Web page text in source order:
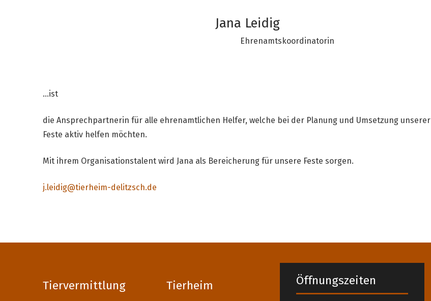
Jana Leidig
Ehrenamtskoordinatorin
...ist
die Ansprechpartnerin für alle ehrenamtlichen Helfer, welche bei der Planung und Umsetzung unserer
Feste aktiv helfen möchten.
Mit ihrem Organisationstalent wird Jana als Bereicherung für unsere Feste sorgen.
j.leidig@tierheim-delitzsch.de
Tiervermittlung Tierheim Öffnungszeiten